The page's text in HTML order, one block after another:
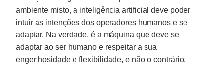
ambiente misto, a inteligência artificial deve poder
intuir as intenções dos operadores humanos e se
adaptar. Na verdade, é a máquina que deve se
adaptar ao ser humano e respeitar a sua
engenhosidade e flexibilidade, e não o contrário.